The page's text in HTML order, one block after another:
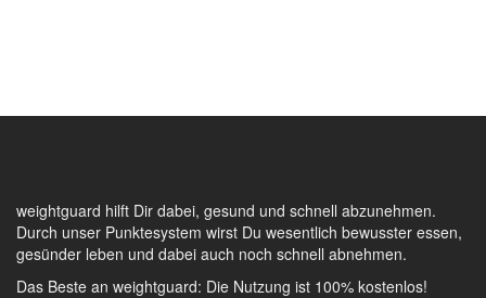
weightguard hilft Dir dabei, gesund und schnell abzunehmen.
Durch unser Punktesystem wirst Du wesentlich bewusster essen,
gesünder leben und dabei auch noch schnell abnehmen.
Das Beste an weightguard: Die Nutzung ist 100% kostenlos!